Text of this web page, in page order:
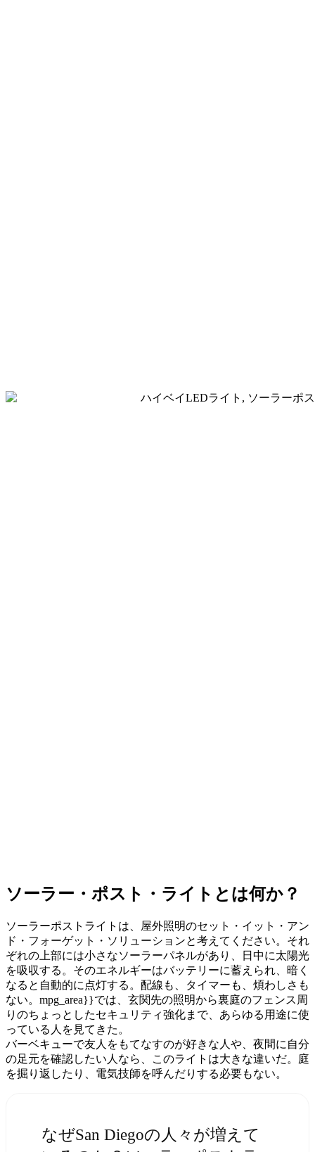
ソーラー・ポスト・ライトとは何か？
ソーラーポストライトは、屋外照明のセット・イット・アン
ド・フォーゲット・ソリューションと考えてください。それ
ぞれの上部には小さなソーラーパネルがあり、日中に太陽光
を吸収する。そのエネルギーはバッテリーに蓄えられ、暗く
なると自動的に点灯する。配線も、タイマーも、煩わしさも
ない。mpg_area}}では、玄関先の照明から裏庭のフェンス周
りのちょっとしたセキュリティ強化まで、あらゆる用途に使
っている人を見てきた。
バーベキューで友人をもてなすのが好きな人や、夜間に自分
の足元を確認したい人なら、このライトは大きな違いだ。庭
を掘り返したり、電気技師を呼んだりする必要もない。
なぜSan Diegoの人々が増えて